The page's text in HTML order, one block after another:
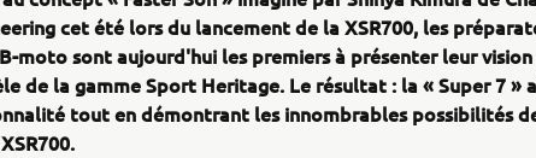
cet été lors du lancement de la XSR700, les
moto sont aujourd'hui les premiers à présenter leur
de la gamme Sport Heritage. Le résultat : la « Super 7 »
tout en démontrant les innombrables possibilités